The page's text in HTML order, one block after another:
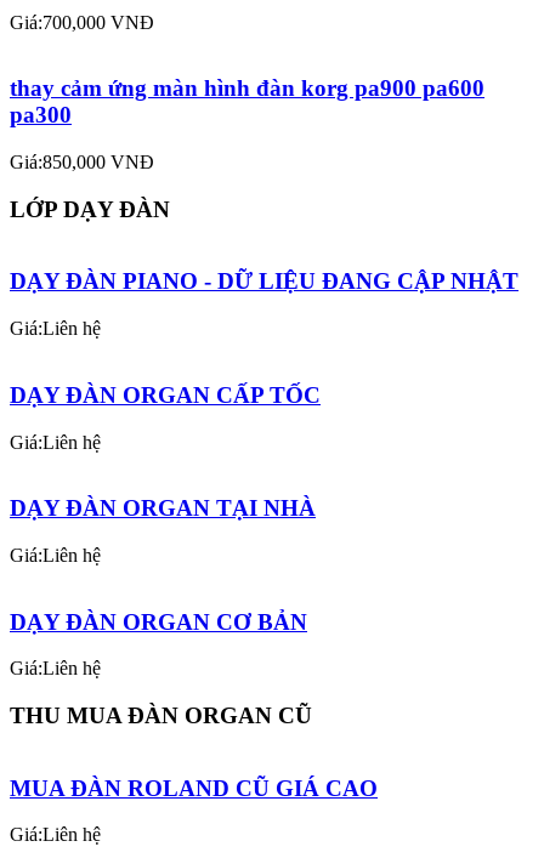
Giá:700,000 VNĐ
thay cảm ứng màn hình đàn korg pa900 pa600
pa300
Giá:850,000 VNĐ
LỚP DẠY ĐÀN
DẠY ĐÀN PIANO - DỮ LIỆU ĐANG CẬP NHẬT
Giá:Liên hệ
DẠY ĐÀN ORGAN CẤP TỐC
Giá:Liên hệ
DẠY ĐÀN ORGAN TẠI NHÀ
Giá:Liên hệ
DẠY ĐÀN ORGAN CƠ BẢN
Giá:Liên hệ
THU MUA ĐÀN ORGAN CŨ
MUA ĐÀN ROLAND CŨ GIÁ CAO
Giá:Liên hệ